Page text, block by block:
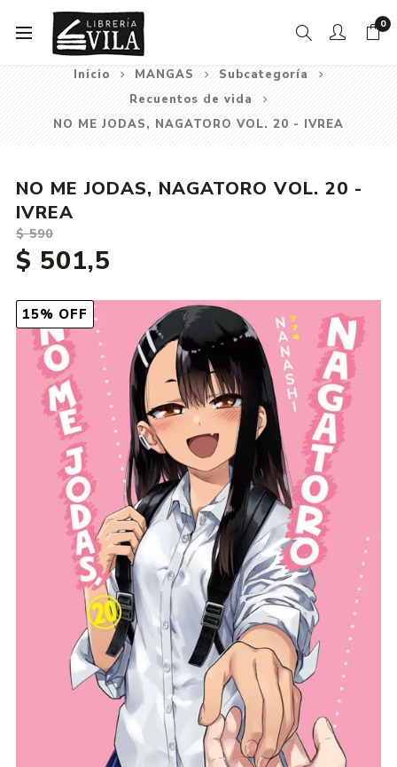
0
Inicio MANGAS
Subcategoría
Recuentos de vida
NO ME JODAS, NAGATORO VOL. 20 - IVREA
15% OFF
NO ME JODAS, NAGATORO VOL. 20 -
IVREA
$ 590
$ 501,5